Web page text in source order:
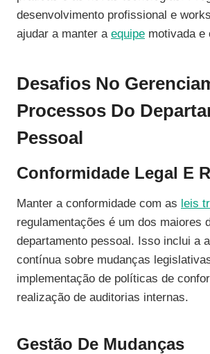
desenvolvimento profissional e
ajudar a manter a equipe motivada e
Desafios No
Processos Do
Pessoal
Conformidade Legal E
Manter a conformidade com as leis
regulamentações é um dos maiores
departamento pessoal. Isso inclui a
contínua sobre mudanças
implementação de políticas de
realização de auditorias internas.
Gestão De Mudanças